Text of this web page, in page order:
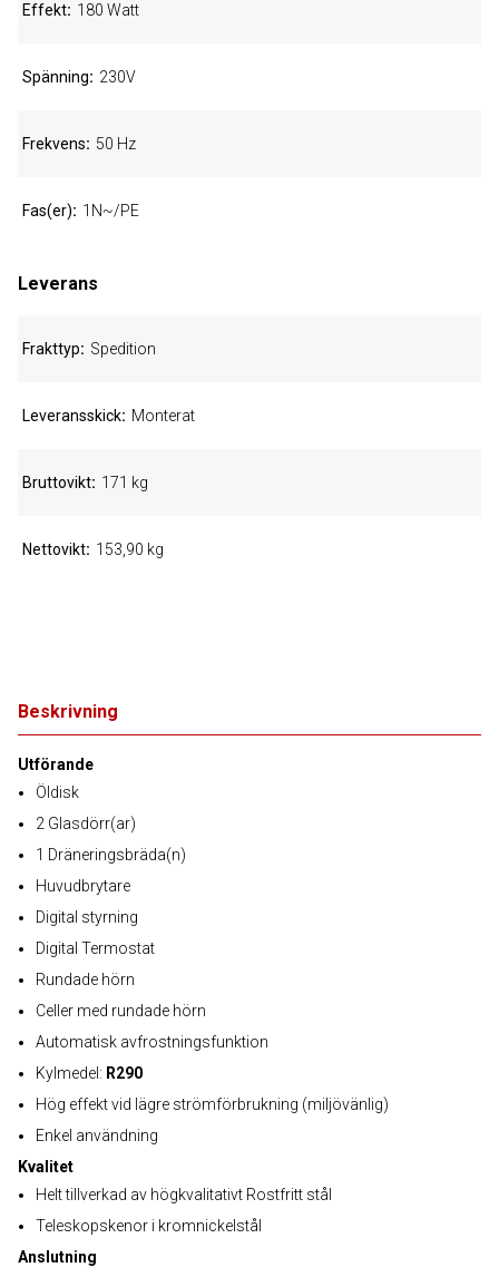
Beskrivning
Utförande
Öldisk
2 Glasdörr(ar)
1 Dräneringsbräda(n)
Huvudbrytare
Digital styrning
Digital Termostat
Rundade hörn
Celler med rundade hörn
Automatisk avfrostningsfunktion
Kylmedel: R290
Hög effekt vid lägre strömförbrukning (miljövänlig)
Enkel användning
Kvalitet
Helt tillverkad av högkvalitativt Rostfritt stål
Teleskopskenor i kromnickelstål
Anslutning
Effekt 180 Watt
Spänning 230V
Frekvens 50 Hz
Fas(er) 1N~/PE
Leverans
Frakttyp Spedition
Leveransskick Monterat
Bruttovikt 171 kg
Nettovikt 153,90 kg